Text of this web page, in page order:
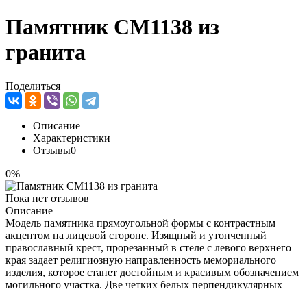
Памятник CM1138 из
гранита
Поделиться
Описание
Характеристики
Отзывы0
0%
Пока нет отзывов
Описание
Модель памятника прямоугольной формы с контрастным
акцентом на лицевой стороне. Изящный и утонченный
православный крест, прорезанный в стеле с левого верхнего
края задает религиозную направленность мемориального
изделия, которое станет достойным и красивым обозначением
могильного участка. Две четких белых перпендикулярных